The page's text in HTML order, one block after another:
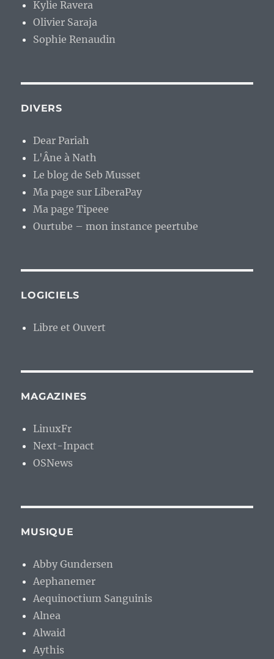
Kylie Ravera
Olivier Saraja
Sophie Renaudin
DIVERS
Dear Pariah
L'Âne à Nath
Le blog de Seb Musset
Ma page sur LiberaPay
Ma page Tipeee
Ourtube – mon instance peertube
LOGICIELS
Libre et Ouvert
MAGAZINES
LinuxFr
Next-Inpact
OSNews
MUSIQUE
Abby Gundersen
Aephanemer
Aequinoctium Sanguinis
Alnea
Alwaid
Aythis